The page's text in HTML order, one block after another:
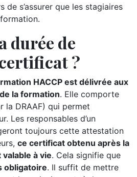
de s’assurer que les stagiaires
durée de
?
HACCP est délivrée aux
la formation. Elle comporte
la DRAAF) qui permet
Les responsables d’un
toujours cette attestation
ce certificat obtenu après la
à vie. Cela signifie que
obligatoire. Il suffit de mettre